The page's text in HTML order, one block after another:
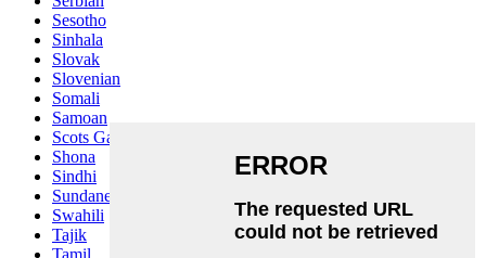
Sesotho
Sinhala
Slovak
Slovenian
Somali
Samoan
Scots Gaelic
Shona
Sindhi
Sundanese
Swahili
Tajik
Tamil